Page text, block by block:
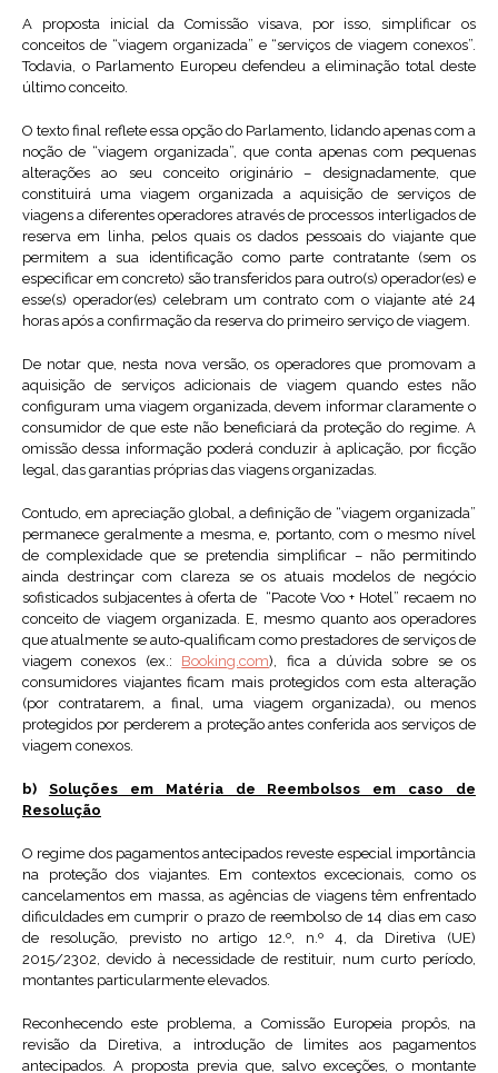
A proposta inicial da Comissão visava, por isso, simplificar os
conceitos de “viagem organizada” e “serviços de viagem conexos”.
Todavia, o Parlamento Europeu defendeu a eliminação total deste
último conceito.
O texto final reflete essa opção do Parlamento, lidando apenas com a
noção de “viagem organizada”, que conta apenas com pequenas
alterações ao seu conceito originário – designadamente, que
constituirá uma viagem organizada a aquisição de serviços de
viagens a diferentes operadores através de processos interligados de
reserva em linha, pelos quais os dados pessoais do viajante que
permitem a sua identificação como parte contratante (sem os
especificar em concreto) são transferidos para outro(s) operador(es) e
esse(s) operador(es) celebram um contrato com o viajante até 24
horas após a confirmação da reserva do primeiro serviço de viagem.
De notar que, nesta nova versão, os operadores que promovam a
aquisição de serviços adicionais de viagem quando estes não
configuram uma viagem organizada, devem informar claramente o
consumidor de que este não beneficiará da proteção do regime. A
omissão dessa informação poderá conduzir à aplicação, por ficção
legal, das garantias próprias das viagens organizadas.
Contudo, em apreciação global, a definição de “viagem organizada”
permanece geralmente a mesma, e, portanto, com o mesmo nível
de complexidade que se pretendia simplificar – não permitindo
ainda destrinçar com clareza se os atuais modelos de negócio
sofisticados subjacentes à oferta de “Pacote Voo + Hotel” recaem no
conceito de viagem organizada. E, mesmo quanto aos operadores
que atualmente se auto-qualificam como prestadores de serviços de
viagem conexos (ex.: Booking.com), fica a dúvida sobre se os
consumidores viajantes ficam mais protegidos com esta alteração
(por contratarem, a final, uma viagem organizada), ou menos
protegidos por perderem a proteção antes conferida aos serviços de
viagem conexos.
b) Soluções em Matéria de Reembolsos em caso de
Resolução
O regime dos pagamentos antecipados reveste especial importância
na proteção dos viajantes. Em contextos excecionais, como os
cancelamentos em massa, as agências de viagens têm enfrentado
dificuldades em cumprir o prazo de reembolso de 14 dias em caso
de resolução, previsto no artigo 12.º, n.º 4, da Diretiva (UE)
2015/2302, devido à necessidade de restituir, num curto período,
montantes particularmente elevados.
Reconhecendo este problema, a Comissão Europeia propôs, na
revisão da Diretiva, a introdução de limites aos pagamentos
antecipados. A proposta previa que, salvo exceções, o montante